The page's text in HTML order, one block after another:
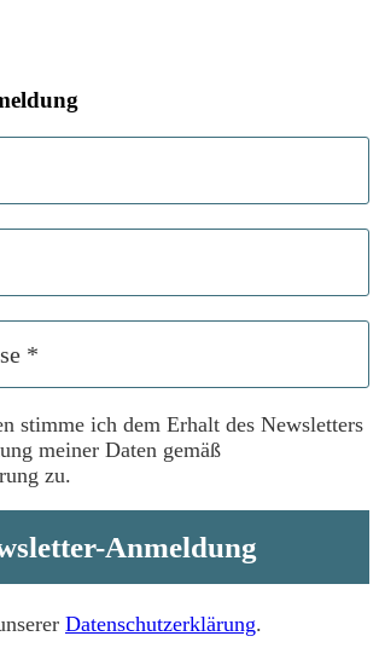
stimme ich dem Erhalt des Newsletters
meiner Daten gemäß
zu.
Datenschutzerklärung.